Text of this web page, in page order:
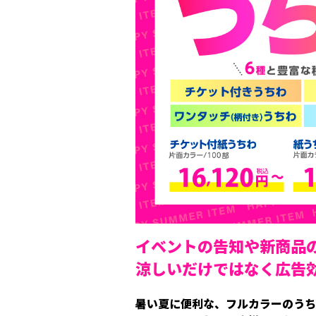
イベントの告知や新商品
涼しいだけではなく広告
暑い夏に便利な、フルカラーのう